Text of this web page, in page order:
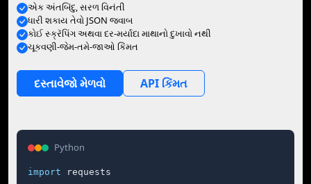
એક અંતબિંદુ, સરળ વિનંતી
ધારી શકાય તેવો JSON જવાબ
કોઈ સ્ક્રૅપિંગ અથવા દર-મર્યાદા માથાનો દુખાવો નથી
ચૂકવણી-જેમ-તમે-જાઓ કિંમત
દસ્તાવેજો મેળવો API કિંમત
Python
import requests